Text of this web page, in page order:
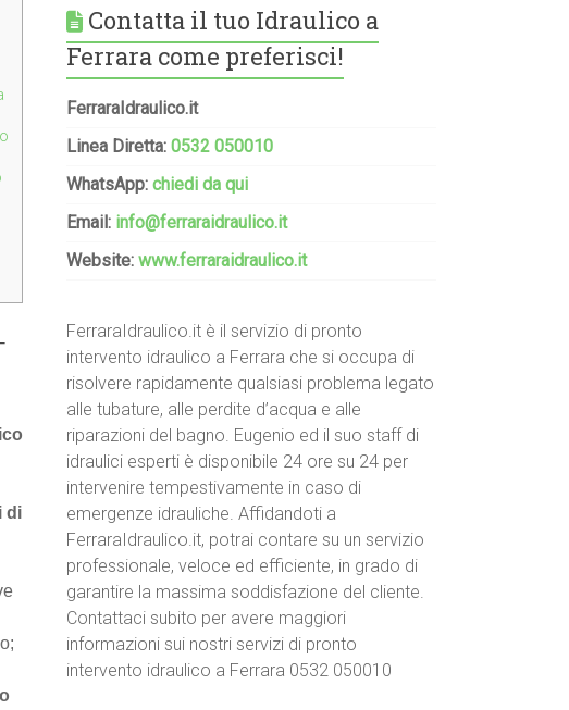
di
Contatta il tuo Idraulico a
Ferrara come preferisci!
FerraraIdraulico.it
Linea Diretta:0532 050010
WhatsApp:chiedi da qui
Email: info@ferraraidraulico.it
Website:www.ferraraidraulico.it
FerraraIdraulico.it è il servizio di pronto
intervento idraulico a Ferrara che si occupa di
risolvere rapidamente qualsiasi problema legato
alle tubature, alle perdite d’acqua e alle
riparazioni del bagno. Eugenio ed il suo staff di
idraulici esperti è disponibile 24 ore su 24 per
intervenire tempestivamente in caso di
emergenze idrauliche. Affidandoti a
FerraraIdraulico.it, potrai contare su un servizio
professionale, veloce ed efficiente, in grado di
garantire la massima soddisfazione del cliente.
Contattaci subito per avere maggiori
informazioni sui nostri servizi di pronto
intervento idraulico a Ferrara 0532 050010